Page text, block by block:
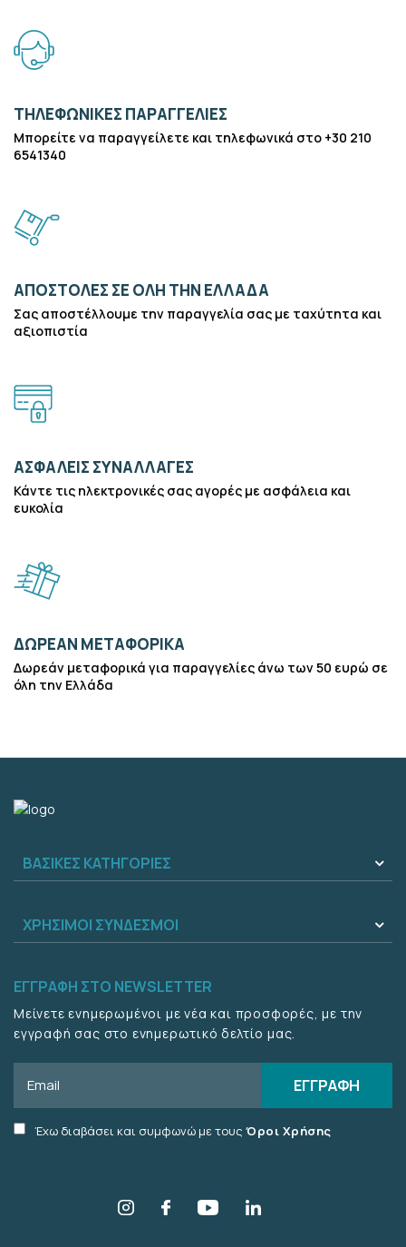
ΤΗΛΕΦΩΝΙΚΈΣ ΠΑΡΑΓΓΕΛΊΕΣ
Μπορείτε να παραγγείλετε και τηλεφωνικά στο +30 210
6541340
ΑΠΟΣΤΟΛΈΣ ΣΕ ΌΛΗ ΤΗΝ ΕΛΛΆΔΑ
Σας αποστέλλουμε την παραγγελία σας με ταχύτητα και
αξιοπιστία
ΑΣΦΑΛΕΊΣ ΣΥΝΑΛΛΑΓΈΣ
Κάντε τις ηλεκτρονικές σας αγορές με ασφάλεια και
ευκολία
ΔΩΡΕΆΝ ΜΕΤΑΦΟΡΙΚΆ
Δωρεάν μεταφορικά για παραγγελίες άνω των 50 ευρώ σε
όλη την Ελλάδα
ΒΑΣΙΚΈΣ ΚΑΤΗΓΟΡΊΕΣ
ΧΡΉΣΙΜΟΙ ΣΎΝΔΕΣΜΟΙ
ΕΓΓΡΑΦΉ ΣΤΟ NEWSLETTER
Μείνετε ενημερωμένοι με νέα και προσφορές, με την
εγγραφή σας στο ενημερωτικό δελτίο μας.
ΕΓΓΡΑΦΉ
AcceptΈχω διαβάσει και συμφωνώ με τους Όροι Χρήσης